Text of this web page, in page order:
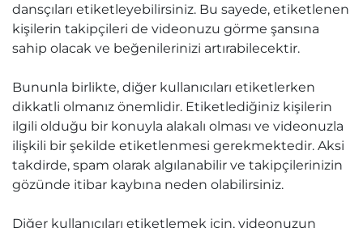
dansçıları etiketleyebilirsiniz. Bu sayede, etiketlenen
kişilerin takipçileri de videonuzu görme şansına
sahip olacak ve beğenilerinizi artırabilecektir.
Bununla birlikte, diğer kullanıcıları etiketlerken
dikkatli olmanız önemlidir. Etiketlediğiniz kişilerin
ilgili olduğu bir konuyla alakalı olması ve videonuzla
ilişkili bir şekilde etiketlenmesi gerekmektedir. Aksi
takdirde, spam olarak algılanabilir ve takipçilerinizin
gözünde itibar kaybına neden olabilirsiniz.
Diğer kullanıcıları etiketlemek için, videonuzun